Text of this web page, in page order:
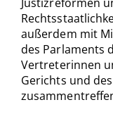
außerdem mit
des Parlaments
Vertreterinnen
Gerichts und